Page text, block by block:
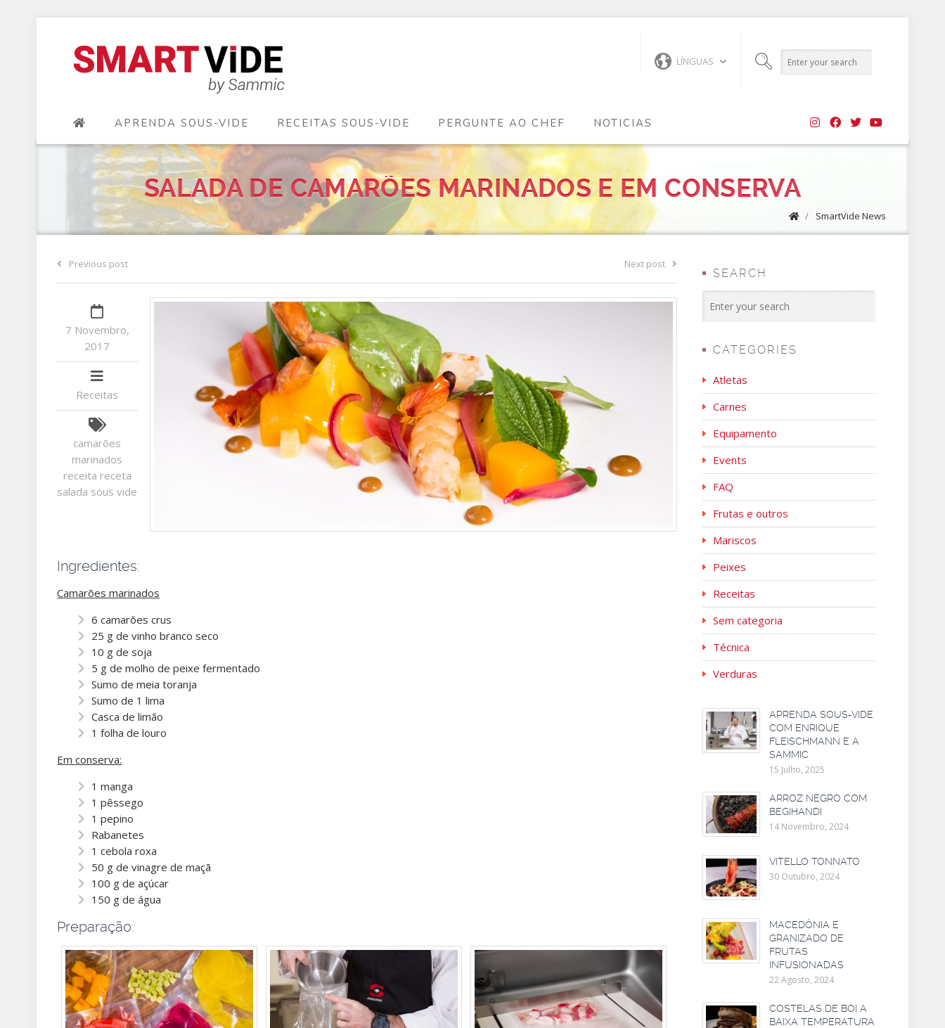
LÍNGUAS
APRENDA SOUS-VIDE RECEITAS SOUS-VIDE PERGUNTE AO CHEF NOTICIAS
SALADA DE CAMARÕES MARINADOS E EM CONSERVA
/ SmartVide News
Previous post Next post
7 Novembro,
2017
Receitas
camarões
marinados
receita receta
salada sous vide
Ingredientes:
Camarões marinados
6 camarões crus
25 g de vinho branco seco
10 g de soja
5 g de molho de peixe fermentado
Sumo de meia toranja
Sumo de 1 lima
Casca de limão
1 folha de louro
Em conserva:
1 manga
1 pêssego
1 pepino
Rabanetes
1 cebola roxa
50 g de vinagre de maçã
100 g de açúcar
150 g de água
Preparação:
SEARCH
CATEGORIES
Atletas
Carnes
Equipamento
Events
FAQ
Frutas e outros
Mariscos
Peixes
Receitas
Sem categoria
Técnica
Verduras
APRENDA SOUS-VIDE
COM ENRIQUE
FLEISCHMANN E A
SAMMIC
15 Julho, 2025
ARROZ NEGRO COM
BEGIHANDI
14 Novembro, 2024
VITELLO TONNATO
30 Outubro, 2024
MACEDÔNIA E
GRANIZADO DE
FRUTAS
INFUSIONADAS
22 Agosto, 2024
COSTELAS DE BOI A
BAIXA TEMPERATURA